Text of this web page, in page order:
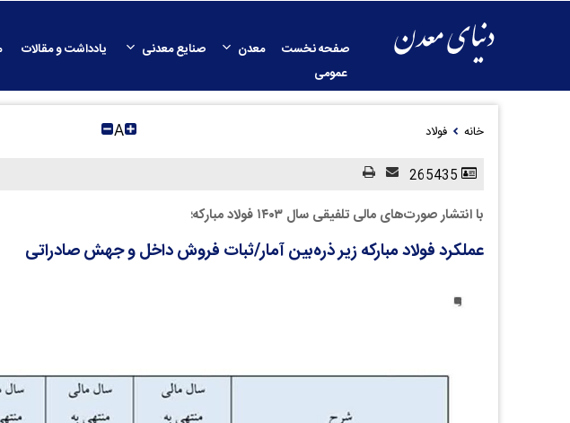
صفحه نخست معدن صنایع معدنی یادداشت و مقالات
عمومی
خانه فولاد A
با انتشار صورت‌های مالی تلفیقی سال ۱۴۰۳ فولاد مبارکه؛
عملکرد فولاد مبارکه زیر ذره‌بین آمار/ثبات فروش داخل و جهش صادراتی